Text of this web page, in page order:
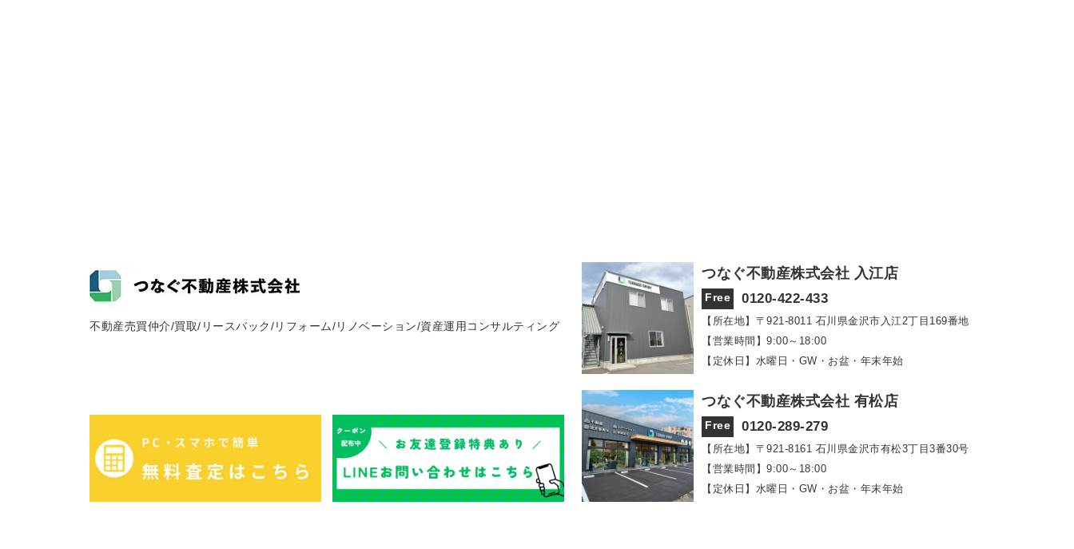
不動産売買仲介/買取/リースバック/リフォーム/リノベーション/資産運用コンサルティング
つなぐ不動産株式会社 入江店
Free 0120-422-433
【所在地】〒921‐8011 石川県金沢市入江2丁目169番地
【営業時間】9:00～18:00
【定休日】水曜日・GW・お盆・年末年始
つなぐ不動産株式会社 有松店
Free 0120-289-279
【所在地】〒921‐8161 石川県金沢市有松3丁目3番30号
【営業時間】9:00～18:00
【定休日】水曜日・GW・お盆・年末年始